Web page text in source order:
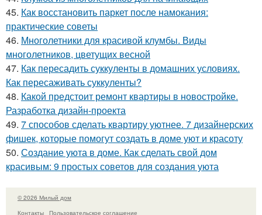
45. Как восстановить паркет после намокания:
практические советы
46. Многолетники для красивой клумбы. Виды
многолетников, цветущих весной
47. Как пересадить суккуленты в домашних условиях.
Как пересаживать суккуленты?
48. Какой предстоит ремонт квартиры в новостройке.
Разработка дизайн-проекта
49. 7 способов сделать квартиру уютнее. 7 дизайнерских
фишек, которые помогут создать в доме уют и красоту
50. Создание уюта в доме. Как сделать свой дом
красивым: 9 простых советов для создания уюта
© 2026 Милый дом
Контакты
Пользовательское соглашение